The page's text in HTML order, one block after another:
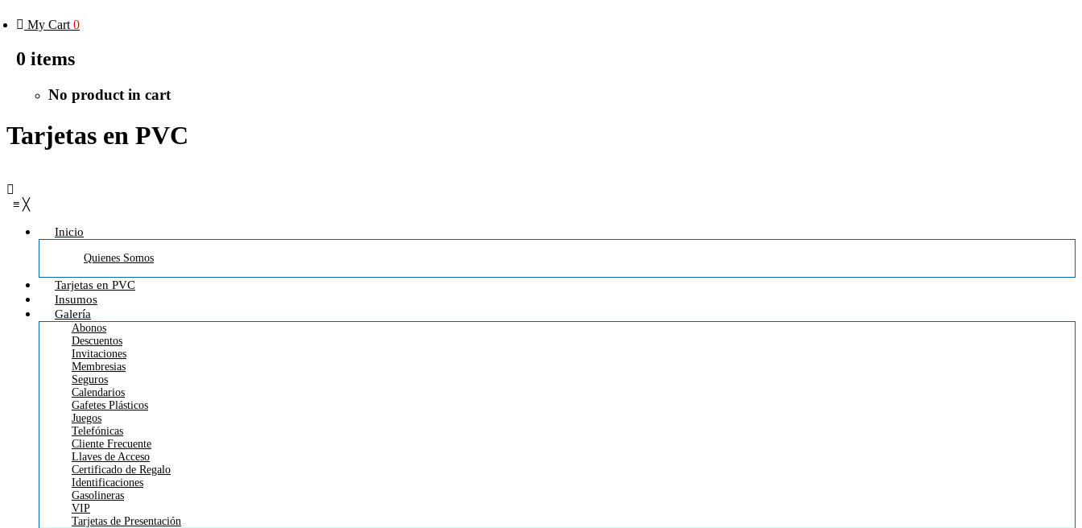
My Cart 0
0 items
No product in cart
Tarjetas en PVC
≡ ╳
Inicio
Quienes Somos
Tarjetas en PVC
Insumos
Galería
Abonos
Descuentos
Invitaciones
Membresias
Seguros
Calendarios
Gafetes Plásticos
Juegos
Telefónicas
Cliente Frecuente
Llaves de Acceso
Certificado de Regalo
Identificaciones
Gasolineras
VIP
Tarjetas de Presentación